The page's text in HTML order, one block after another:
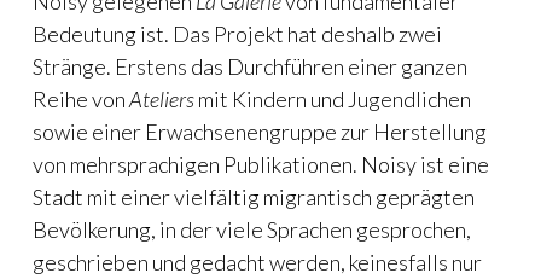
Bedeutung ist. Das Projekt hat deshalb zwei
Stränge. Erstens das Durchführen einer ganzen
Reihe vonAteliersmit Kindern und Jugendlichen
sowie einer Erwachsenengruppe zur Herstellung
von mehrsprachigen Publikationen. Noisy ist eine
Stadt mit einer vielfältig migrantisch geprägten
Bevölkerung, in der viele Sprachen gesprochen,
geschrieben und gedacht werden, keinesfalls nur